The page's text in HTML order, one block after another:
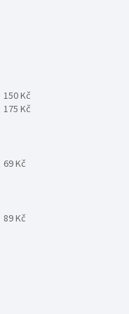
150 Kč
175 Kč
69 Kč
89 Kč